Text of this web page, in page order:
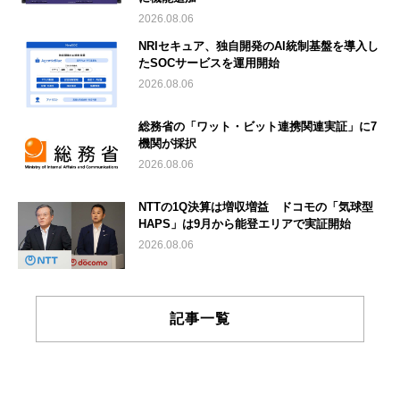
2026.08.06
NRIセキュア、独自開発のAI統制基盤を導入し
たSOCサービスを運用開始
2026.08.06
総務省の「ワット・ビット連携関連実証」に7
機関が採択
2026.08.06
NTTの1Q決算は増収増益 ドコモの「気球型
HAPS」は9月から能登エリアで実証開始
2026.08.06
記事一覧